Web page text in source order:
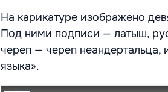
На карикатуре изображено
Под ними подписи — латыш,
череп — череп неандертальца,
языка».